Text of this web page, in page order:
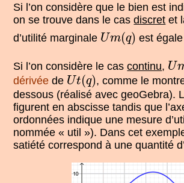
Si l’on considère que le bien est
on se trouve dans le casdiscret et
d’utilité marginale Um(q)
Um (q) est
Si l’on considère le cascontinu, U
Um
dérivée de Ut(q)
Ut(q), comme le
dessous (réalisé avec geoGebra).
figurent en abscisse tandis que
ordonnées indique une mesure
nommée « util »). Dans cet
satiété correspond à une quantité